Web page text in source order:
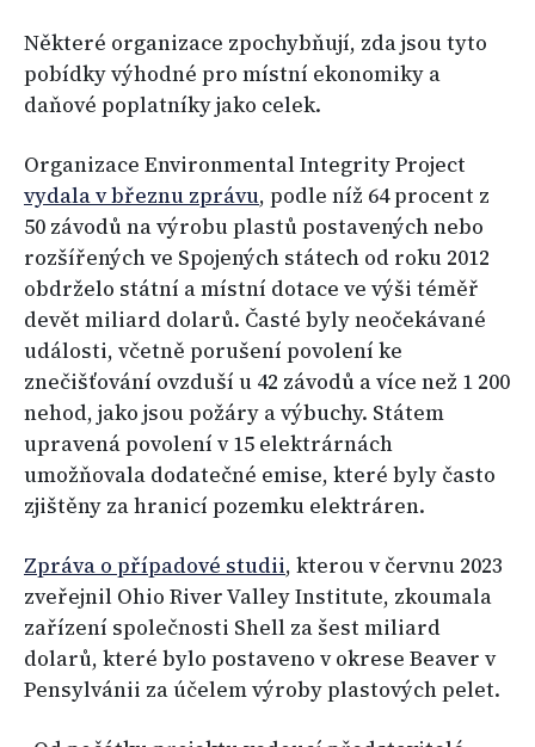
Některé organizace zpochybňují, zda jsou tyto
pobídky výhodné pro místní ekonomiky a
daňové poplatníky jako celek.
Organizace Environmental Integrity Project
vydala v březnu zprávu, podle níž 64 procent z
50 závodů na výrobu plastů postavených nebo
rozšířených ve Spojených státech od roku 2012
obdrželo státní a místní dotace ve výši téměř
devět miliard dolarů. Časté byly neočekávané
události, včetně porušení povolení ke
znečišťování ovzduší u 42 závodů a více než 1 200
nehod, jako jsou požáry a výbuchy. Státem
upravená povolení v 15 elektrárnách
umožňovala dodatečné emise, které byly často
zjištěny za hranicí pozemku elektráren.
Zpráva o případové studii, kterou v červnu 2023
zveřejnil Ohio River Valley Institute, zkoumala
zařízení společnosti Shell za šest miliard
dolarů, které bylo postaveno v okrese Beaver v
Pensylvánii za účelem výroby plastových pelet.